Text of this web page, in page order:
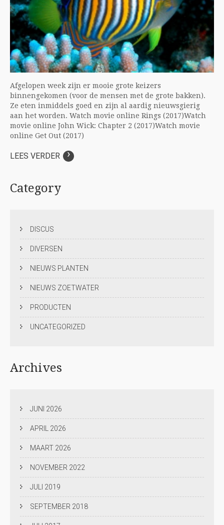
Afgelopen week zijn er mooie grote keizers
binnengekomen (voor de mensen met de grote bakken).
Ze eten inmiddels goed en zijn al aardig nieuwsgierig
aan het worden. Watch movie online Rings (2017)Watch
movie online John Wick: Chapter 2 (2017)Watch movie
online Get Out (2017)
LEES VERDER ›
Category
DISCUS
DIVERSEN
NIEUWS PLANTEN
NIEUWS ZOETWATER
PRODUCTEN
UNCATEGORIZED
Archives
JUNI 2026
APRIL 2026
MAART 2026
NOVEMBER 2022
JULI 2019
SEPTEMBER 2018